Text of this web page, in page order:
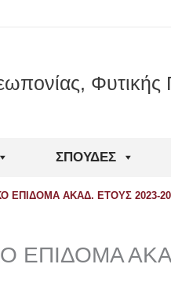
Φυτικής
ΣΠΟΥΔΈΣ
ΕΠΙΔΟΜΑ ΑΚΑΔ. ΕΤΟΥΣ 2023-
ΕΠΙΔΟΜΑ